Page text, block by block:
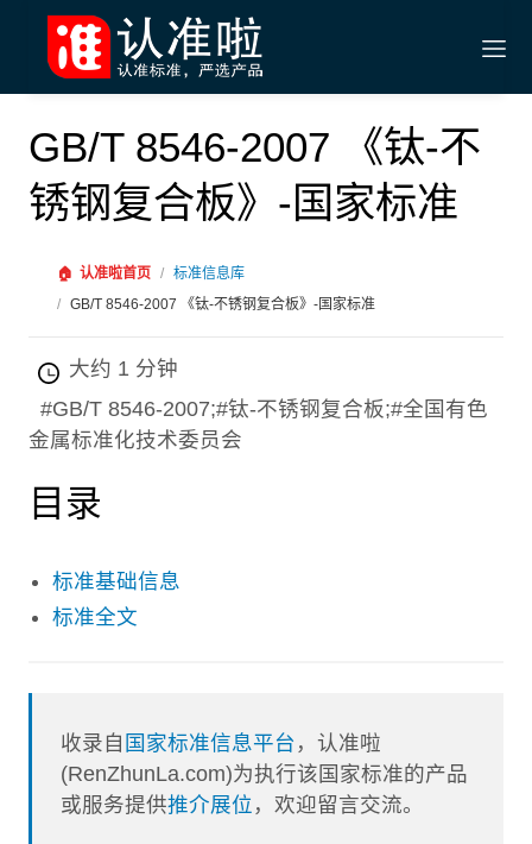
GB/T 8546-2007 《钛-不
锈钢复合板》-国家标准
🏠 认准啦首页 / 标准信息库
/ GB/T 8546-2007 《钛-不锈钢复合板》-国家标准
大约 1 分钟
#GB/T 8546-2007;#钛-不锈钢复合板;#全国有色
金属标准化技术委员会
目录
标准基础信息
标准全文
收录自 国家标准信息平台 ，认准啦
(RenZhunLa.com)为执行该国家标准的产品
或服务提供推介展位 ，欢迎留言交流。